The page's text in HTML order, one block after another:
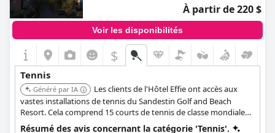
À partir de 220 $
Voir les disponibilités
$
Tennis
Généré par IA
Les clients de l'Hôtel Effie ont accès aux
vastes installations de tennis du Sandestin Golf and Beach
Resort. Cela comprend 15 courts de tennis de classe mondiale
(12 en terre battue, 3 en dur), offrant divers programmes tels
Résumé des avis concernant la catégorie 'Tennis'.